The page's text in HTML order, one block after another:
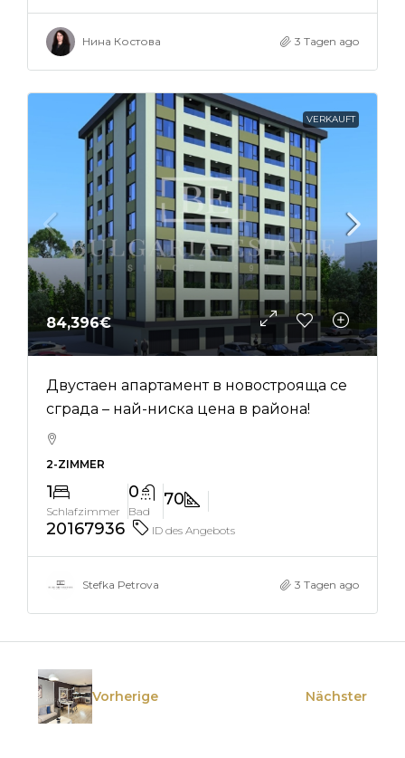
Нина Костова 3 Tagen ago
VERKAUFT
84,396€
Двустаен апартамент в новострояща се
сграда – най-ниска цена в района!
2-ZIMMER
1
Schlafzimmer
0
Bad
70
20167936
ID des Angebots
Stefka Petrova 3 Tagen ago
Vorherige Nächster